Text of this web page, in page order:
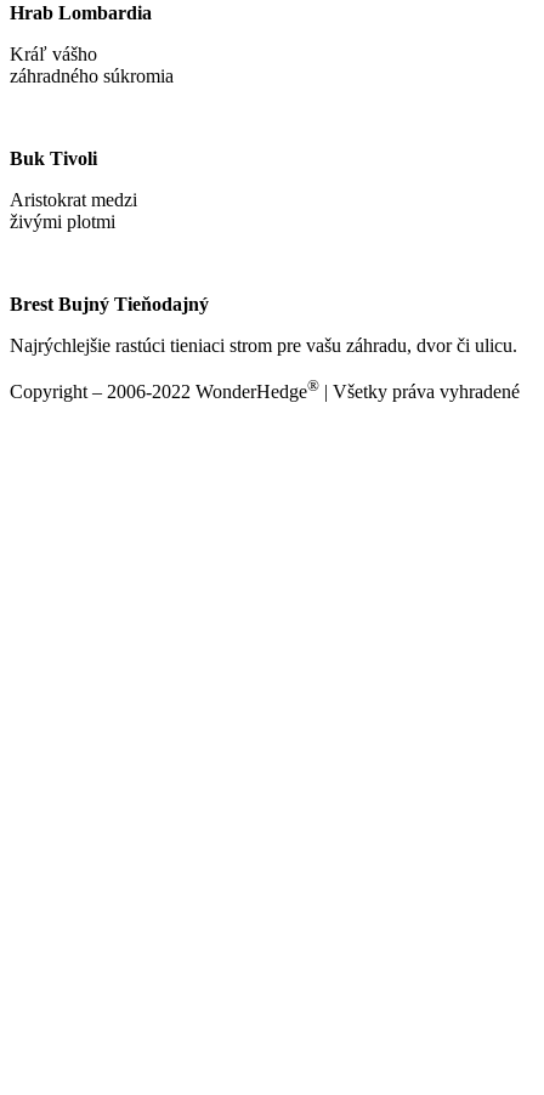
Hrab Lombardia
Kráľ vášho
záhradného súkromia
Buk Tivoli
Aristokrat medzi
živými plotmi
Brest Bujný Tieňodajný
Najrýchlejšie rastúci tieniaci strom pre vašu záhradu, dvor či ulicu.
Copyright – 2006-2022 WonderHedge® | Všetky práva vyhradené